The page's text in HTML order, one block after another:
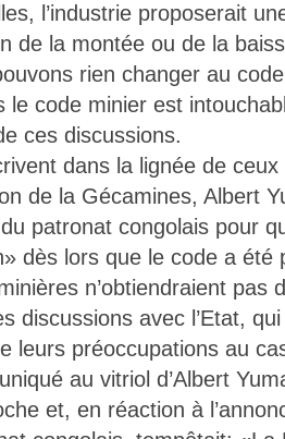
l’industrie proposerait
de la montée ou de la
rien changer au
le code minier est
ces discussions.
dans la lignée de
de la Gécamines, Albert
patronat congolais pour
dès lors que le code a été
n’obtiendraient pas
discussions avec l’Etat,
leurs préoccupations au
au vitriol d’Albert
et, en réaction à